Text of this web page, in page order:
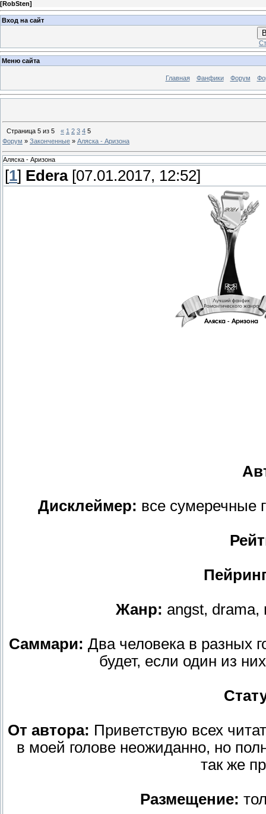
[RobSten]
Вход на сайт
Меню сайта
Главная Фанфики Форум
Страница 5 из 5 « 1 2 3 4 5
Форум » Законченные » Аляска - Аризона
Аляска - Аризона
[1] Edera[07.01.2017, 12:52]
Дисклеймер: все сумеречные
Жанр: angst,
Саммари: Два человека в разных
будет, если один из
От автора: Приветствую всех
в моей голове неожиданно, но
так же
Размещение: